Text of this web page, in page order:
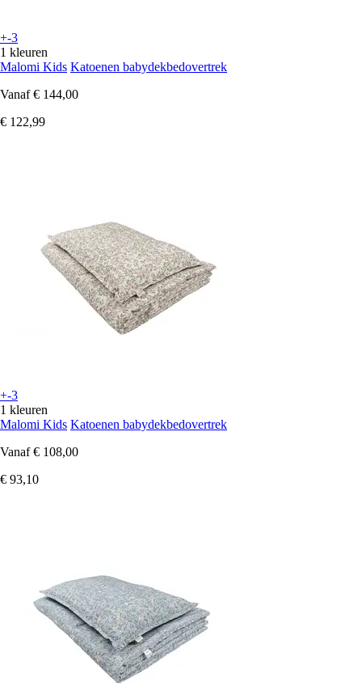
+-3
1 kleuren
Malomi Kids Katoenen babydekbedovertrek
Vanaf € 144,00
€ 122,99
+-3
1 kleuren
Malomi Kids Katoenen babydekbedovertrek
Vanaf € 108,00
€ 93,10